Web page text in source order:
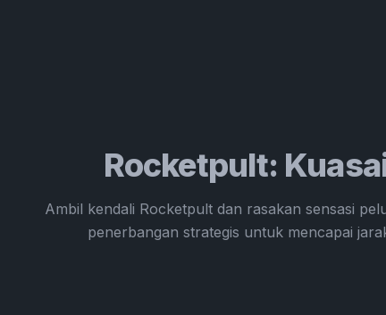
Rocketpult:
Ambil kendali Rocketpult dan rasakan sensasi
penerbangan strategis untuk mencapai